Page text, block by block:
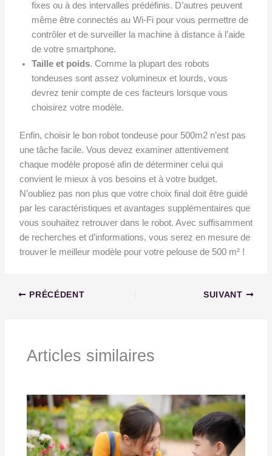
fixes ou à des intervalles prédéfinis. D’autres peuvent
même être connectés au Wi-Fi pour vous permettre de
contrôler et de surveiller la machine à distance à l’aide
de votre smartphone.
Taille et poids. Comme la plupart des robots
tondeuses sont assez volumineux et lourds, vous
devrez tenir compte de ces facteurs lorsque vous
choisirez votre modèle.
Enfin, choisir le bon robot tondeuse pour 500m2 n’est pas
une tâche facile. Vous devez examiner attentivement
chaque modèle proposé afin de déterminer celui qui
convient le mieux à vos besoins et à votre budget.
N’oubliez pas non plus que votre choix final doit être guidé
par les caractéristiques et avantages supplémentaires que
vous souhaitez retrouver dans le robot. Avec suffisamment
de recherches et d’informations, vous serez en mesure de
trouver le meilleur modèle pour votre pelouse de 500 m² !
PRÉCÉDENT SUIVANT
Articles similaires